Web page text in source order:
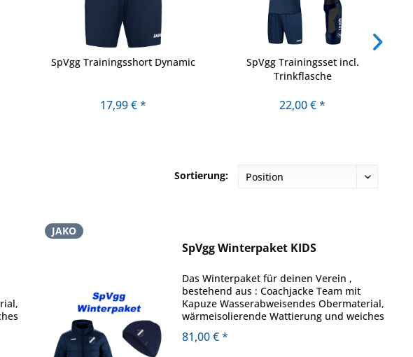
SpVgg Trainingsshort Dynamic
17,99 € *
SpVgg Trainingsset incl.
Trinkflasche
22,00 € *
Sortierung:
JAKO
SpVgg Winterpaket KIDS
Das Winterpaket für deinen Verein ,
bestehend aus : Coachjacke Team mit
Kapuze Wasserabweisendes Obermaterial,
wärmeisolierende Wattierung und weiches
Coachjacke Team zur optimalen
81,00 € *